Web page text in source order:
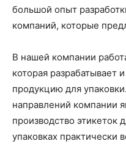
большой опыт
компаний, которые
В нашей компании
которая разрабатывает
продукцию для
направлений компании
производство этикеток
упаковках практически